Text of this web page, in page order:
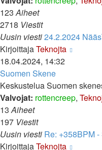
123Aiheet
2718 Viestit
Uusin viesti24.2.2024
KirjoittajaTeknojta
18.04.2024, 14:32
Suomen Skene
Keskustelua Suomen
Valvojat: rottencreep,
13Aiheet
197 Viestit
Uusin viesti Re: +358BPM
KirjoittajaTeknojta